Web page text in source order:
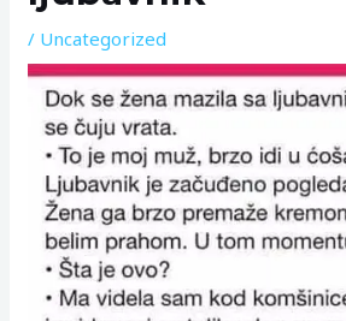
/ Uncategorized